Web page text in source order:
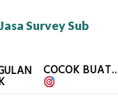
Survey Sub
COCOK